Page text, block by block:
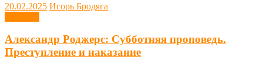
20.02.2025 Игорь Бродяга
Александр Роджерс: Субботняя проповедь.
Преступление и наказание